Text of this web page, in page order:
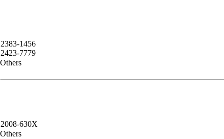
2383-1456
2423-7779
Others
2008-630X
Others